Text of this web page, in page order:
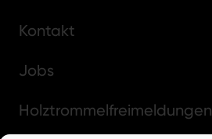
Kontakt
Jobs
Holztrommelfreimeldungen